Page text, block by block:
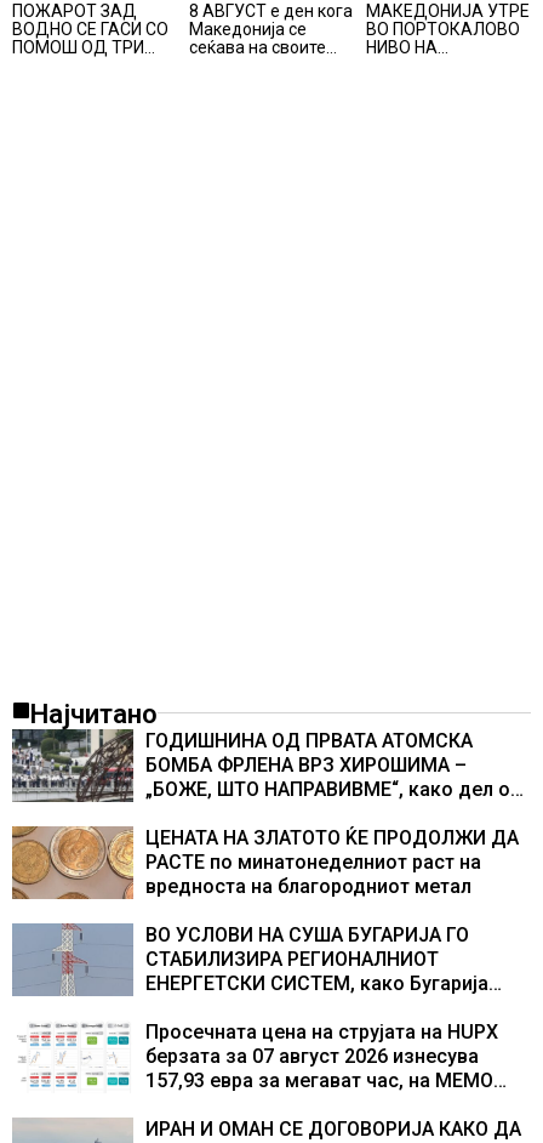
ПОЖАРОТ ЗАД
ВОДНО СЕ ГАСИ СО
ПОМОШ ОД ТРИ
8 АВГУСТ е ден кога
Македонија се
сеќава на своите
МАКЕДОНИЈА УТРЕ
ВО ПОРТОКАЛОВО
НИВО НА
Најчитано
ГОДИШНИНА ОД ПРВАТА АТОМСКА
БОМБА ФРЛЕНА ВРЗ ХИРОШИМА –
„БОЖЕ, ШТО НАПРАВИВМЕ“, како дел од
учесниците во бомбардирањето го
доживуваа овој настан што го промени
текот на историјата
ЦЕНАТА НА ЗЛАТОТО ЌЕ ПРОДОЛЖИ ДА
РАСТЕ по минатонеделниот раст на
вредноста на благородниот метал
ВО УСЛОВИ НА СУША БУГАРИЈА ГО
СТАБИЛИЗИРА РЕГИОНАЛНИОТ
ЕНЕРГЕТСКИ СИСТЕМ, како Бугарија
складирање на енергија од батерии
Просечната цена на струјата на HUPX
берзата за 07 август 2026 изнесува
157,93 евра за мегават час, на МЕМО
ИРАН И ОМАН СЕ ДОГОВОРИЈА КАКО ДА